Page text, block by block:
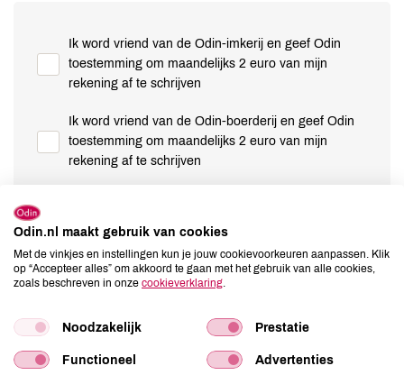
Ik word vriend van de Odin-imkerij en geef Odin
toestemming om maandelijks 2 euro van mijn
rekening af te schrijven
Ik word vriend van de Odin-boerderij en geef Odin
toestemming om maandelijks 2 euro van mijn
rekening af te schrijven
achternaam *
woonplaats *
Odin.nl maakt gebruik van cookies
Met de vinkjes en instellingen kun je jouw cookievoorkeuren aanpassen. Klik
op “Accepteer alles” om akkoord te gaan met het gebruik van alle cookies,
zoals beschreven in onze cookieverklaring.
Noodzakelijk Prestatie
Functioneel Advertenties